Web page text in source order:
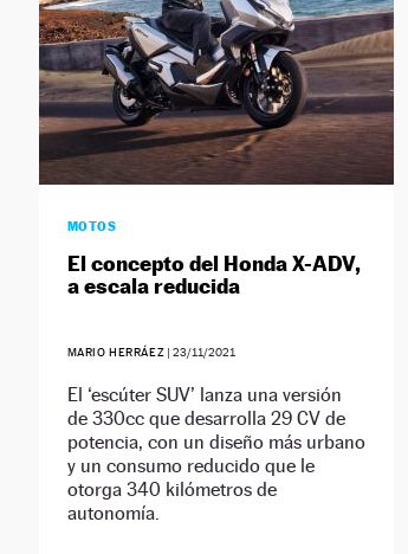
MOTOS
El concepto del Honda X-ADV,
a escala reducida
MARIO HERRÁEZ |23/11/2021
El ‘escúter SUV’ lanza una versión
de 330cc que desarrolla 29 CV de
potencia, con un diseño más urbano
y un consumo reducido que le
otorga 340 kilómetros de
autonomía.